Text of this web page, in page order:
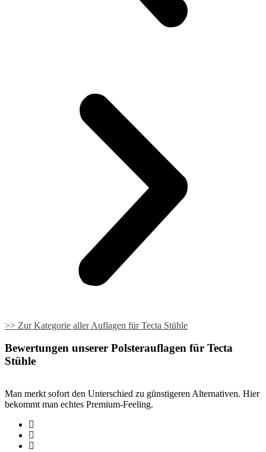
>> Zur Kategorie aller Auflagen für Tecta Stühle
Bewertungen unserer Polsterauflagen für Tecta
Stühle
Man merkt sofort den Unterschied zu günstigeren Alternativen. Hier
bekommt man echtes Premium-Feeling.